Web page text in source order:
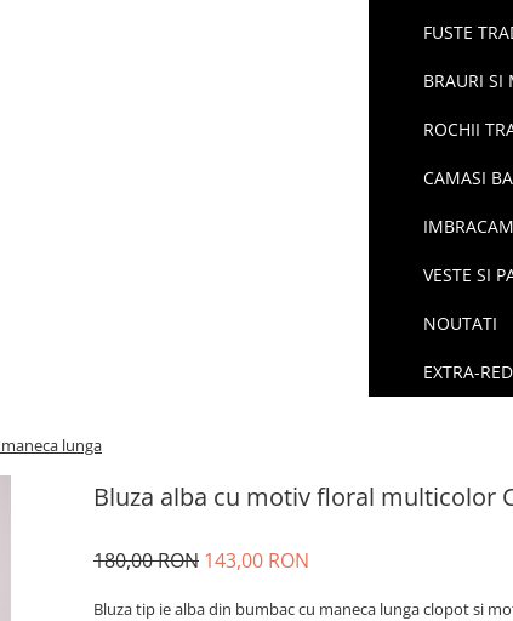
FUSTE
BRAURI SI
ROCHII
CAMASI
VESTE SI
NOUTATI
EXTRA-
lunga
Bluza alba cu motiv floral multicolor
180,00 RON 143,00 RON
Bluza tip ie alba din bumbac cu maneca lunga clopot si